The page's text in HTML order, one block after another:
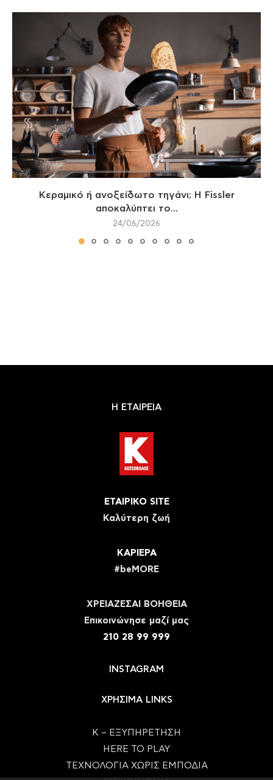
Κεραμικό ή ανοξείδωτο τηγάνι; Η Fissler
αποκαλύπτει το...
24/06/2026
Η ΕΤΑΙΡΕΙΑ
ΕΤΑΙΡΙΚΟ SITE
Καλύτερη ζωή
ΚΑΡΙΕΡΑ
#beMORE
ΧΡΕΙΑΖΕΣΑΙ ΒΟΗΘΕΙΑ
Eπικοινώνησε μαζί μας
210 28 99 999
INSTAGRAM
ΧΡΗΣΙΜΑ LINKS
Κ – ΕΞΥΠΗΡΕΤΗΣΗ
HERE TO PLAY
ΤΕΧΝΟΛΟΓΙΑ ΧΩΡΙΣ ΕΜΠΟΔΙΑ